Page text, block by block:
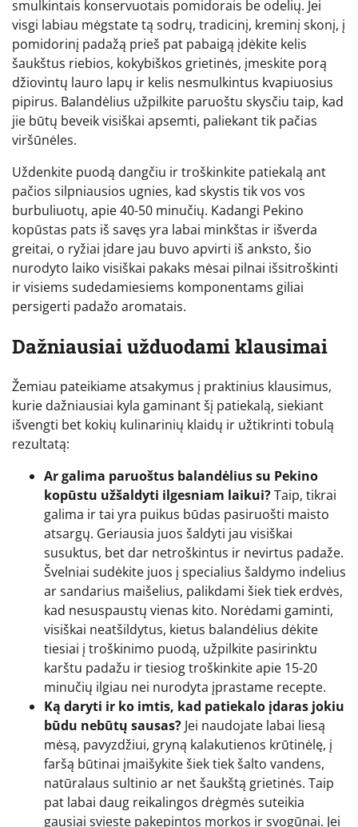
smulkintais konservuotais pomidorais be odelių. Jei
visgi labiau mėgstate tą sodrų, tradicinį, kreminį skonį, į
pomidorinį padažą prieš pat pabaigą įdėkite kelis
šaukštus riebios, kokybiškos grietinės, įmeskite porą
džiovintų lauro lapų ir kelis nesmulkintus kvapiuosius
pipirus. Balandėlius užpilkite paruoštu skysčiu taip, kad
jie būtų beveik visiškai apsemti, paliekant tik pačias
viršūnėles.
Uždenkite puodą dangčiu ir troškinkite patiekalą ant
pačios silpniausios ugnies, kad skystis tik vos vos
burbuliuotų, apie 40-50 minučių. Kadangi Pekino
kopūstas pats iš savęs yra labai minkštas ir išverda
greitai, o ryžiai įdare jau buvo apvirti iš anksto, šio
nurodyto laiko visiškai pakaks mėsai pilnai išsitroškinti
ir visiems sudedamiesiems komponentams giliai
persigerti padažo aromatais.
Dažniausiai užduodami klausimai
Žemiau pateikiame atsakymus į praktinius klausimus,
kurie dažniausiai kyla gaminant šį patiekalą, siekiant
išvengti bet kokių kulinarinių klaidų ir užtikrinti tobulą
rezultatą:
Ar galima paruoštus balandėlius su Pekino
kopūstu užšaldyti ilgesniam laikui?Taip, tikrai
galima ir tai yra puikus būdas pasiruošti maisto
atsargų. Geriausia juos šaldyti jau visiškai
susuktus, bet dar netroškintus ir nevirtus padaže.
Švelniai sudėkite juos į specialius šaldymo indelius
ar sandarius maišelius, palikdami šiek tiek erdvės,
kad nesuspaustų vienas kito. Norėdami gaminti,
visiškai neatšildytus, kietus balandėlius dėkite
tiesiai į troškinimo puodą, užpilkite pasirinktu
karštu padažu ir tiesiog troškinkite apie 15-20
minučių ilgiau nei nurodyta įprastame recepte.
Ką daryti ir ko imtis, kad patiekalo įdaras jokiu
būdu nebūtų sausas? Jei naudojate labai liesą
mėsą, pavyzdžiui, gryną kalakutienos krūtinėlę, į
faršą būtinai įmaišykite šiek tiek šalto vandens,
natūralaus sultinio ar net šaukštą grietinės. Taip
pat labai daug reikalingos drėgmės suteikia
gausiai svieste pakepintos morkos ir svogūnai. Jei